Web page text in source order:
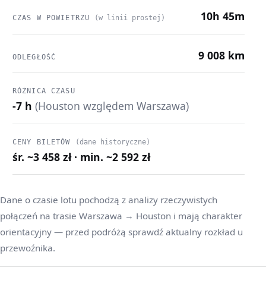
CZAS W POWIETRZU (w linii prostej) 10h 45m
ODLEGŁOŚĆ 9 008 km
RÓŻNICA CZASU
-7 h (Houston względem Warszawa)
CENY BILETÓW (dane historyczne)
śr. ~3 458 zł · min. ~2 592 zł
Dane o czasie lotu pochodzą z analizy rzeczywistych
połączeń na trasie Warszawa → Houston i mają charakter
orientacyjny — przed podróżą sprawdź aktualny rozkład u
przewoźnika.